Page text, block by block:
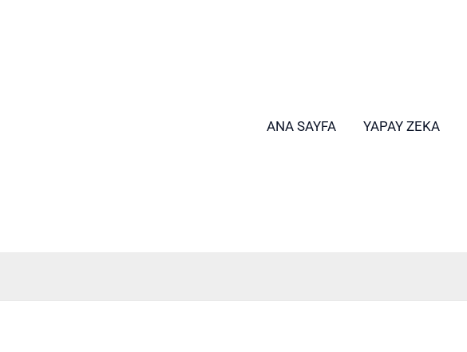
ANA SAYFA YAPAY ZEKA